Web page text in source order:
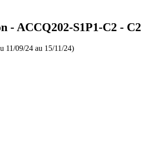
- ACCQ202-S1P1-C2 - C2
11/09/24 au 15/11/24)